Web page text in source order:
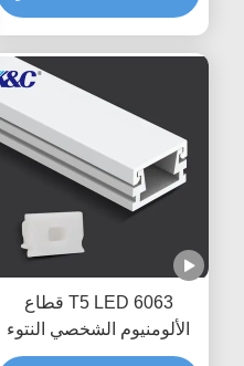
6063 T5 LED قطاع
الألومنيوم الشخصي النتوء
قناة الإسكان